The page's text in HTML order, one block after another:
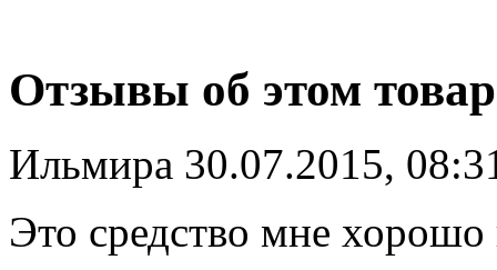
Отзывы об этом
Ильмира 30.07.2015,
Это средство мне